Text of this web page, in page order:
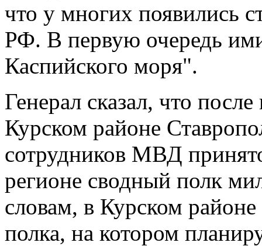
что у многих появились
РФ. В первую очередь
Каспийского моря".
Генерал сказал, что
Курском районе
сотрудников МВД
регионе сводный полк
словам, в Курском
полка, на котором